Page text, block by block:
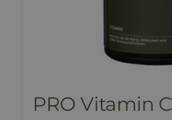
PRO Vitamin C